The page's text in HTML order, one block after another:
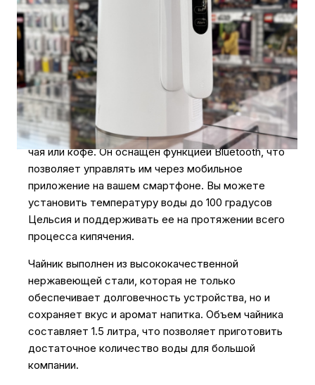
Электрочайник Xiaomi Viomi
Smart Kettle Bluetooth, White EU
(V-SK152C)
Электрочайник Xiaomi Viomi Smart Kettle Bluetooth
- это умное устройство, которое поможет вам
быстро и удобно приготовить горячую воду для
чая или кофе. Он оснащен функцией Bluetooth, что
позволяет управлять им через мобильное
приложение на вашем смартфоне. Вы можете
установить температуру воды до 100 градусов
Цельсия и поддерживать ее на протяжении всего
процесса кипячения.
Чайник выполнен из высококачественной
нержавеющей стали, которая не только
обеспечивает долговечность устройства, но и
сохраняет вкус и аромат напитка. Объем чайника
составляет 1.5 литра, что позволяет приготовить
достаточное количество воды для большой
компании.